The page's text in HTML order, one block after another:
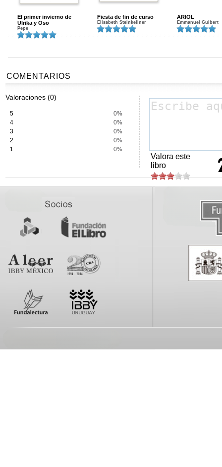
El primer invierno de
Ulrika y Oso
Pepe
Fiesta de fin de curso
Elisabeth Steinkellner
ARIOL
Emmanuel Guibert
COMENTARIOS
Valoraciones (0)
5
0%
4
0%
3
0%
2
0%
1
0%
Valora este
libro